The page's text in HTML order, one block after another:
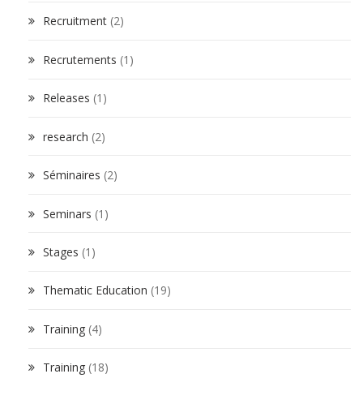
Recruitment (2)
Recrutements (1)
Releases (1)
research (2)
Séminaires (2)
Seminars (1)
Stages (1)
Thematic Education (19)
Training (4)
Training (18)